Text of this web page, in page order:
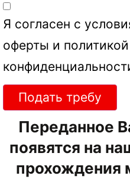
Я согласен с
оферты и политикой
Подать требу
Переданное
появятся на
прохождения